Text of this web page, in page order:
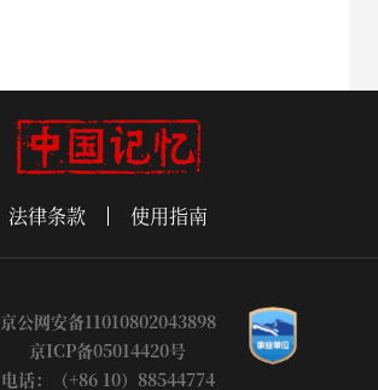
法律条款 使用指南
京公网安备11010802043898
京ICP备05014420号
电话：（+86 10）88544774